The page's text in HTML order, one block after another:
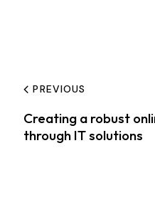
PREVIOUS
Creating a robust
through IT solutions